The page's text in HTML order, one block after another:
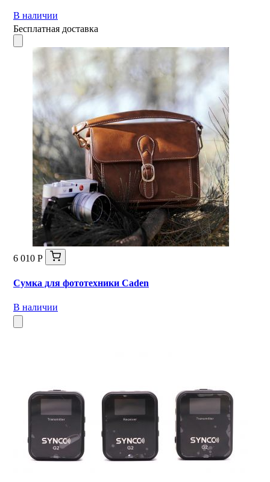
В наличии
Бесплатная доставка
6 010 Р
Сумка для фототехники Caden
В наличии